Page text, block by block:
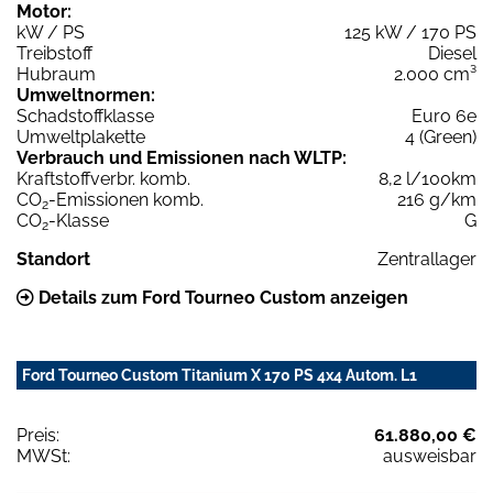
Motor:
kW / PS
125 kW / 170 PS
Treibstoff
Diesel
Hubraum
2.000 cm³
Umweltnormen:
Schadstoffklasse
Euro 6e
Umweltplakette
4 (Green)
Verbrauch und Emissionen nach WLTP:
Kraftstoffverbr. komb.
8,2 l/100km
CO2-Emissionen komb.
216 g/km
CO2-Klasse
G
Standort
Zentrallager
Details zum Ford Tourneo Custom anzeigen
Ford Tourneo Custom Titanium X 170 PS 4x4 Autom. L1
Preis:
61.880,00 €
MWSt:
ausweisbar